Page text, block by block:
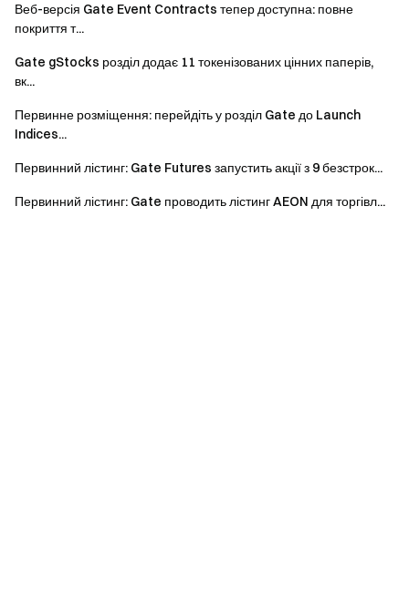
бонусів
Приєднуйтесь до нашої Telegram-спільноти
обговорювати актуальні теми
Приєднуйтесь до нашої глобальної спільноти
Прозорість та безпека
Веб-версія Gate Event Contracts тепер доступна: повне
покриття т...
Gate gStocks розділ додає 11 токенізованих цінних паперів,
вк...
Первинне розміщення: перейдіть у розділ Gate до Launch
Indices...
Первинний лістинг: Gate Futures запустить акції з 9 безстрок...
Первинний лістинг: Gate проводить лістинг AEON для торгівл...